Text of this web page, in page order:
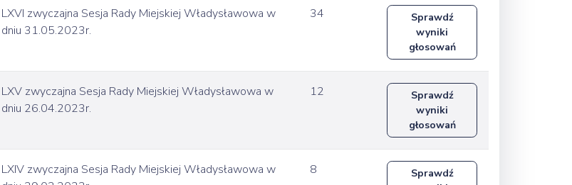
LXVI zwyczajna Sesja Rady Miejskiej Władysławowa w
dniu 31.05.2023r.
34
Sprawdź
wyniki
głosowań
LXV zwyczajna Sesja Rady Miejskiej Władysławowa w
dniu 26.04.2023r.
12
Sprawdź
wyniki
głosowań
LXIV zwyczajna Sesja Rady Miejskiej Władysławowa w
8
Sprawdź